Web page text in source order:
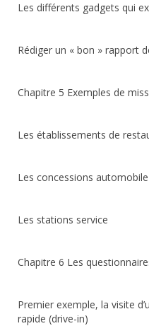
Les différents gadgets
Rédiger un «
Chapitre 5
Les établissements
Les
Les
Chapitre 6
Premier exemple, la visite
rapide (drive-in)